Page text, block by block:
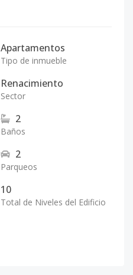
Apartamentos
Tipo de inmueble
Renacimiento
Sector
2
Baños
2
Parqueos
10
Total de Niveles del Edificio